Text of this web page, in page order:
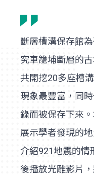
斷層槽溝保存館
究車籠埔斷層的
共開挖20多座槽
現象最豐富，同
錄而被保存下來
展示學者發現的
介紹921地震的情
後播放光雕影片